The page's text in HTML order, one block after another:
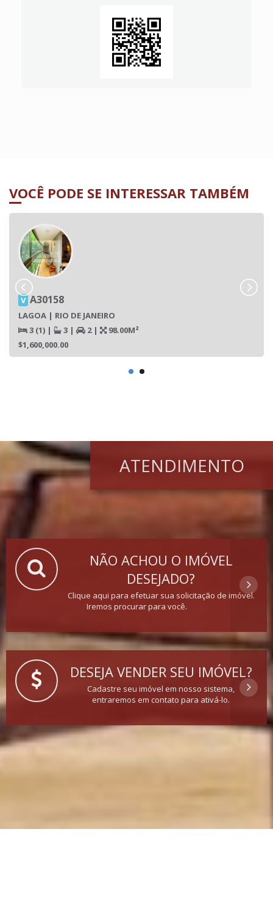
VOCÊ PODE SE INTERESSAR TAMBÉM
V A30158
LAGOA | RIO DE JANEIRO
3 (1) | 3 | 2 |
98.00M²
$1,600,000.00
ATENDIMENTO
NÃO ACHOU O IMÓVEL
DESEJADO?
Clique aqui para efetuar sua solicitação de imóvel.
Iremos procurar para você.
DESEJA VENDER SEU IMÓVEL?
Cadastre seu imóvel em nosso sistema,
entraremos em contato para ativá-lo.